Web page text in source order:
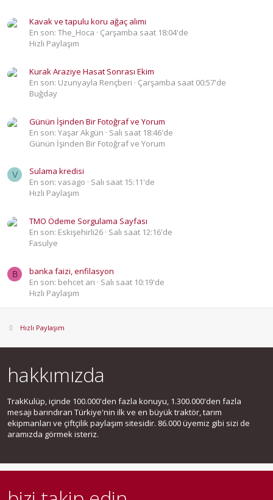
Kavak ve tapulu koru ağaç alımı
En son: The_Hoca
Çarşamba saat 18:04'de
Hızlı Paylaşım
Kurak Araziye Hasat Sonrası Ekim
En son: Uzunyayla Rençberi
Çarşamba saat 00:57'de
Buğday
Günün İşinden Bir Fotoğraf ve Yorum
En son: Yaşar Akgün
Salı saat 18:46'de
Günün İşinden Bir Fotoğraf ve Yorum
V
Sulama kredisi
En son: vasago
Salı saat 15:11'de
Hızlı Paylaşım
TMO Ödeme Sorgulama Sayfası
En son: Eskişehirli26 Salı saat 12:16'de
Fasulye
B
banka faizi, enfilasyon
En son: behcet arı
Salı saat 10:19'de
Hızlı Paylaşım
Hızlı Paylaşım
hakkımızda
TrakKulüp, içinde 100.000'den fazla konuyu, 1.300.000'den fazla
mesajı barındıran Türkiye'nin ilk ve en büyük traktör, tarım
ekipmanları ve çiftçilik paylaşım sitesidir. 86.000 üyemiz gibi sizi de
aramızda görmek isteriz.